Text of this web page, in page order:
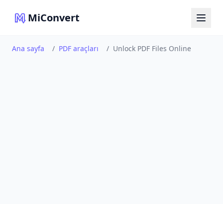
MiConvert
Ana sayfa / PDF araçları / Unlock PDF Files Online